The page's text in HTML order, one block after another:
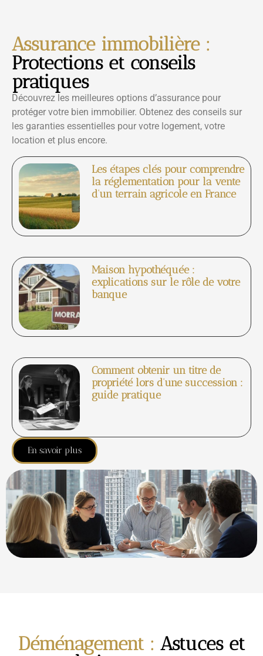
Assurance immobilière :
Protections et conseils
pratiques
Découvrez les meilleures options d’assurance pour
protéger votre bien immobilier. Obtenez des conseils sur
les garanties essentielles pour votre logement, votre
location et plus encore.
Les étapes clés pour comprendre
la réglementation pour la vente
d’un terrain agricole en France
Maison hypothéquée :
explications sur le rôle de votre
banque
Comment obtenir un titre de
propriété lors d’une succession :
guide pratique
En savoir plus
Déménagement : Astuces et